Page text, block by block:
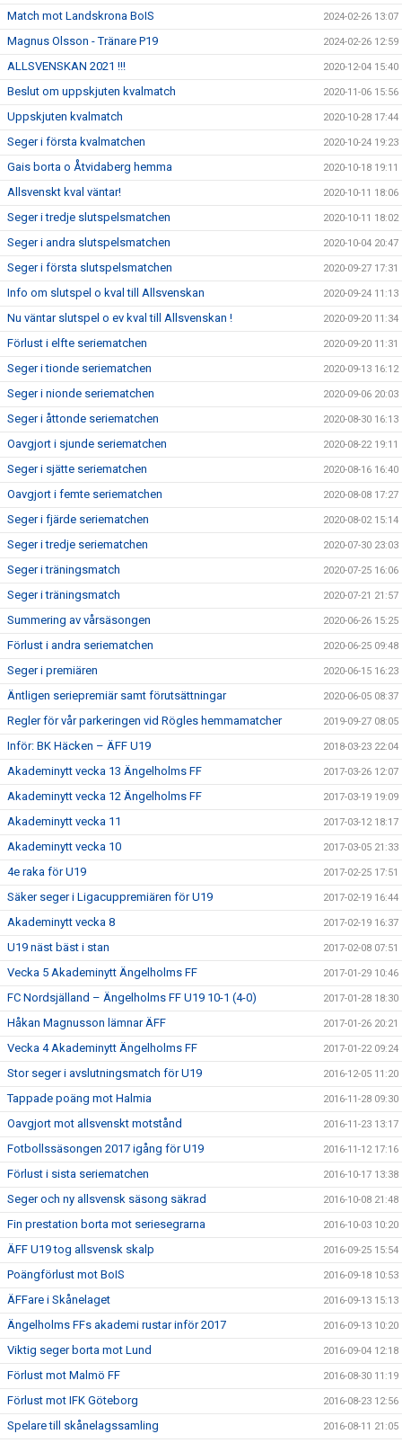
Match mot Landskrona BoIS 2024-02-26 13:07
Magnus Olsson - Tränare P19 2024-02-26 12:59
ALLSVENSKAN 2021 !!! 2020-12-04 15:40
Beslut om uppskjuten kvalmatch 2020-11-06 15:56
Uppskjuten kvalmatch 2020-10-28 17:44
Seger i första kvalmatchen 2020-10-24 19:23
Gais borta o Åtvidaberg hemma 2020-10-18 19:11
Allsvenskt kval väntar! 2020-10-11 18:06
Seger i tredje slutspelsmatchen 2020-10-11 18:02
Seger i andra slutspelsmatchen 2020-10-04 20:47
Seger i första slutspelsmatchen 2020-09-27 17:31
Info om slutspel o kval till Allsvenskan 2020-09-24 11:13
Nu väntar slutspel o ev kval till Allsvenskan ! 2020-09-20 11:34
Förlust i elfte seriematchen 2020-09-20 11:31
Seger i tionde seriematchen 2020-09-13 16:12
Seger i nionde seriematchen 2020-09-06 20:03
Seger i åttonde seriematchen 2020-08-30 16:13
Oavgjort i sjunde seriematchen 2020-08-22 19:11
Seger i sjätte seriematchen 2020-08-16 16:40
Oavgjort i femte seriematchen 2020-08-08 17:27
Seger i fjärde seriematchen 2020-08-02 15:14
Seger i tredje seriematchen 2020-07-30 23:03
Seger i träningsmatch 2020-07-25 16:06
Seger i träningsmatch 2020-07-21 21:57
Summering av vårsäsongen 2020-06-26 15:25
Förlust i andra seriematchen 2020-06-25 09:48
Seger i premiären 2020-06-15 16:23
Äntligen seriepremiär samt förutsättningar 2020-06-05 08:37
Regler för vår parkeringen vid Rögles hemmamatcher 2019-09-27 08:05
Inför: BK Häcken – ÄFF U19 2018-03-23 22:04
Akademinytt vecka 13 Ängelholms FF 2017-03-26 12:07
Akademinytt vecka 12 Ängelholms FF 2017-03-19 19:09
Akademinytt vecka 11 2017-03-12 18:17
Akademinytt vecka 10 2017-03-05 21:33
4e raka för U19 2017-02-25 17:51
Säker seger i Ligacuppremiären för U19 2017-02-19 16:44
Akademinytt vecka 8 2017-02-19 16:37
U19 näst bäst i stan 2017-02-08 07:51
Vecka 5 Akademinytt Ängelholms FF 2017-01-29 10:46
FC Nordsjälland – Ängelholms FF U19 10-1 (4-0) 2017-01-28 18:30
Håkan Magnusson lämnar ÄFF 2017-01-26 20:21
Vecka 4 Akademinytt Ängelholms FF 2017-01-22 09:24
Stor seger i avslutningsmatch för U19 2016-12-05 11:20
Tappade poäng mot Halmia 2016-11-28 09:30
Oavgjort mot allsvenskt motstånd 2016-11-23 13:17
Fotbollssäsongen 2017 igång för U19 2016-11-12 17:16
Förlust i sista seriematchen 2016-10-17 13:38
Seger och ny allsvensk säsong säkrad 2016-10-08 21:48
Fin prestation borta mot seriesegrarna 2016-10-03 10:20
ÄFF U19 tog allsvensk skalp 2016-09-25 15:54
Poängförlust mot BoIS 2016-09-18 10:53
ÄFFare i Skånelaget 2016-09-13 15:13
Ängelholms FFs akademi rustar inför 2017 2016-09-13 10:20
Viktig seger borta mot Lund 2016-09-04 12:18
Förlust mot Malmö FF 2016-08-30 11:19
Förlust mot IFK Göteborg 2016-08-23 12:56
Spelare till skånelagssamling 2016-08-11 21:05